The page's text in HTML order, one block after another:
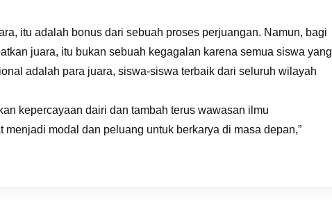
itu adalah bonus dari sebuah proses perjuangan. Namun, bagi
juara, itu bukan sebuah kegagalan karena semua siswa yang
adalah para juara, siswa-siswa terbaik dari seluruh wilayah
kepercayaan dairi dan tambah terus wawasan ilmu
menjadi modal dan peluang untuk berkarya di masa depan,”